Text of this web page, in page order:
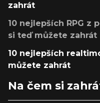
zahrát
10 nejlepších RPG z
si teď můžete zahrát
10 nejlepších
můžete zahrát
Na čem si